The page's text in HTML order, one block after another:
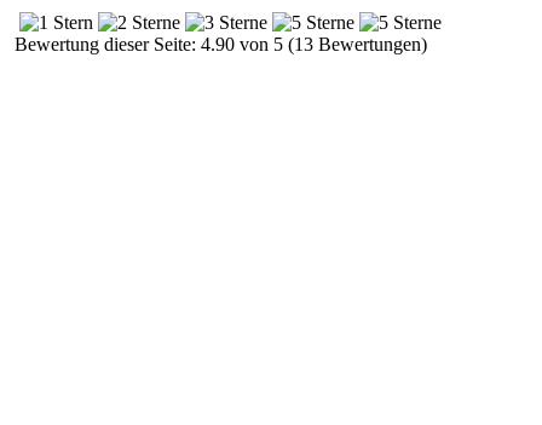
Bewertung dieser Seite: 4.90 von 5 (13 Bewertungen)